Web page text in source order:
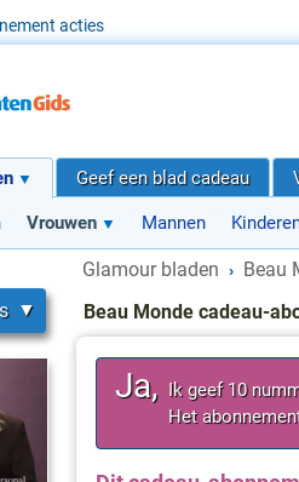
acties
Vrouwen Mannen
Geef een blad cadeau
Glamour bladen › Beau
Beau Monde cadeau-
Ja, Ik geef 10
Het